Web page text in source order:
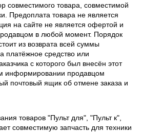
совместимого товара, совместимой
Предоплата товара не является
на сайте не является офертой и
в любой момент. Порядок
из возврата всей суммы
платёжное средство или
с которого был внесён этот
информировании продавцом
почтовый ящик об отмене заказа и
товаров "Пульт для", "Пульт к",
совместимую запчасть для техники